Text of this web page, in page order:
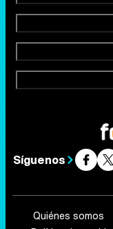
Síguenos
Quiénes somos